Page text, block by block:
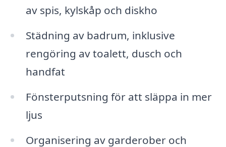
av spis, kylskåp och diskho
Städning av badrum, inklusive
rengöring av toalett, dusch och
handfat
Fönsterputsning för att släppa in mer
ljus
Organisering av garderober och